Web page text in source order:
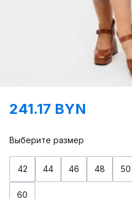
241.17 BYN
Выберите размер
42 44 46 48 50
60